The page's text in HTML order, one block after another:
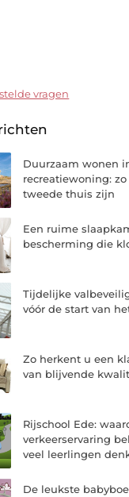
vragen
Duurzaam wonen
recreatiewoning:
tweede thuis zijn
Een ruime
bescherming die
Tijdelijke
vóór de start van
Zo herkent u een
van blijvende
Rijschool Ede:
verkeerservaring
veel leerlingen
De leukste